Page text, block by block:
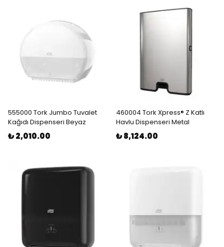
555000 Tork Jumbo Tuvalet
Kağıdı Dispenseri Beyaz
₺ 2,010.00
460004 Tork Xpress® Z Katlı
Havlu Dispenseri Metal
₺ 8,124.00